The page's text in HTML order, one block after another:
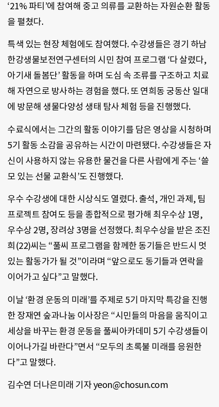
‘21% 파티’에 참여해 중고 의류를 교환하는 자원순환 활동
을 펼쳤다.
특색 있는 현장 체험에도 참여했다. 수강생들은 경기 하남
한강생물보전연구센터의 시민 참여 프로그램 ‘다 살렸다,
아기새 돌봄단’ 활동을 하며 도심 속 조류를 구조하고 치료
해 자연으로 방사하는 경험을 했다. 또 연희동 궁동산 일대
에 방문해 생물다양성 생태 탐사 체험 등을 진행했다.
수료식에서는 그간의 활동 이야기를 담은 영상을 시청하며
5기 활동 소감을 공유하는 시간이 마련됐다. 수강생들은 자
신이 사용하지 않는 유용한 물건을 다른 사람에게 주는 ‘쓸
모 있는 선물 교환식’도 진행했다.
우수 수강생에 대한 시상식도 열렸다. 출석, 개인 과제, 팀
프로젝트 참여도 등을 종합적으로 평가해 최우수상 1명,
우수상 2명, 장려상 3명을 선정했다. 최우수상을 받은 조진
희(22)씨는 “풀씨 프로그램을 함께한 동기들은 반드시 멋
있는 활동가가 될 것”이라며 “앞으로도 동기들과 연락을
이어가고 싶다”고 말했다.
이날 ‘환경 운동의 미래’를 주제로 5기 마지막 특강을 진행
한 장재연 숲과나눔 이사장은 “시민들의 마음을 움직이고
세상을 바꾸는 환경 운동을 풀씨아카데미 5기 수강생들이
이어나가길 바란다”면서 “모두의 초록불 미래를 응원한
다”고 말했다.
김수연 더나은미래 기자 yeon@chosun.com